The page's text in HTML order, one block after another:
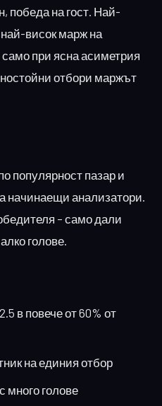
победа на гост. Най-
най-висок марж на
при ясна асиметрия
отбори маржът
популярност пазар и
начинаещи анализатори.
– само дали
голове.
в повече от 60% от
на единия отбор
много голове